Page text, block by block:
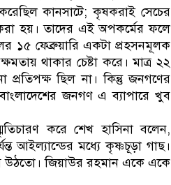
কানসাটে; কৃষকরাই সেচের
হয়। তাদের এই অপকর্মের ফলে
১৫ ফেব্রুয়ারি একটা প্রহসনমূলক
থাকার চেষ্টা করে। মাত্র ২২
প্রতিপক্ষ ছিল না। কিন্তু জনগণের
জনগণ এ ব্যাপারে খুব
করে শেখ হাসিনা বলেন,
আইল্যান্ডের মধ্যে কৃষ্ণচূড়া গাছ।
জিয়াউর রহমান একে একে